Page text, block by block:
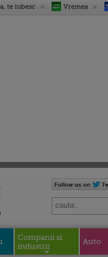
te iubesc Vremea
Companii si
industrii
Auto